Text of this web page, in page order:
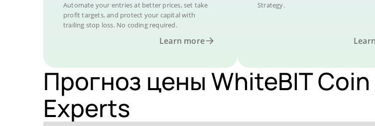
Automate your entries at better prices, set take
profit targets, and protect your capital with
trailing stop loss. No coding required.
Learn more
Strategy.
Прогноз цены WhiteBIT
Experts